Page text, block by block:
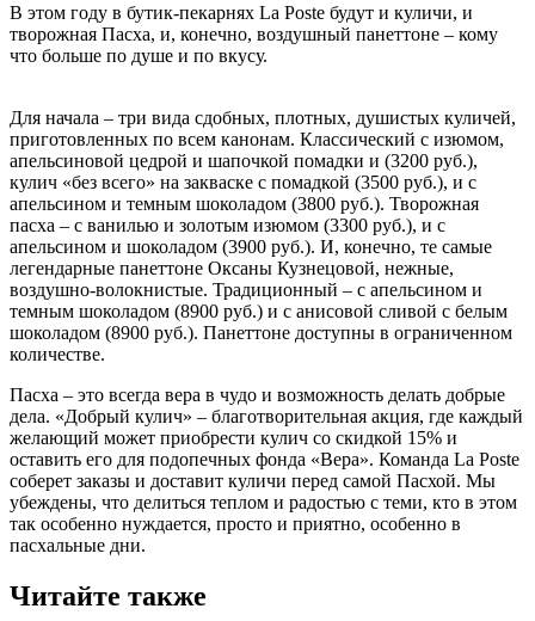
В этом году в бутик-пекарнях La Poste будут и куличи, и
творожная Пасха, и, конечно, воздушный панеттоне – кому
что больше по душе и по вкусу.
Для начала – три вида сдобных, плотных, душистых куличей,
приготовленных по всем канонам. Классический с изюмом,
апельсиновой цедрой и шапочкой помадки и (3200 руб.),
кулич «без всего» на закваске с помадкой (3500 руб.), и с
апельсином и темным шоколадом (3800 руб.). Творожная
пасха – с ванилью и золотым изюмом (3300 руб.), и с
апельсином и шоколадом (3900 руб.). И, конечно, те самые
легендарные панеттоне Оксаны Кузнецовой, нежные,
воздушно-волокнистые. Традиционный – с апельсином и
темным шоколадом (8900 руб.) и с анисовой сливой с белым
шоколадом (8900 руб.). Панеттоне доступны в ограниченном
количестве.
Пасха – это всегда вера в чудо и возможность делать добрые
дела. «Добрый кулич» – благотворительная акция, где каждый
желающий может приобрести кулич со скидкой 15% и
оставить его для подопечных фонда «Вера». Команда La Poste
соберет заказы и доставит куличи перед самой Пасхой. Мы
убеждены, что делиться теплом и радостью с теми, кто в этом
так особенно нуждается, просто и приятно, особенно в
пасхальные дни.
Читайте также